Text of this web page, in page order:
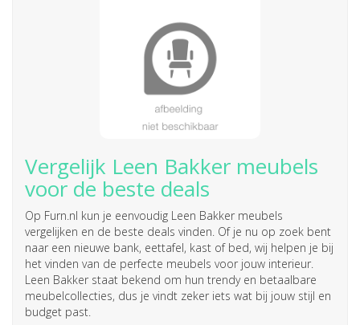
Vergelijk Leen Bakker meubels
voor de beste deals
Op Furn.nl kun je eenvoudig Leen Bakker meubels
vergelijken en de beste deals vinden. Of je nu op zoek bent
naar een nieuwe bank, eettafel, kast of bed, wij helpen je bij
het vinden van de perfecte meubels voor jouw interieur.
Leen Bakker staat bekend om hun trendy en betaalbare
meubelcollecties, dus je vindt zeker iets wat bij jouw stijl en
budget past.